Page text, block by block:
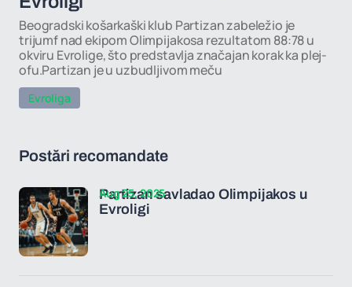
Beogradski košarkaški klub Partizan zabeležio je
trijumf nad ekipom Olimpijakosa rezultatom 88:78 u
okviru Evrolige, što predstavlja značajan korak ka plej-
ofu.Partizan je u uzbudljivom meču
Evroliga
Postări recomandate
Partizan savladao Olimpijakos u
Evroligi
Aug 25, 2025